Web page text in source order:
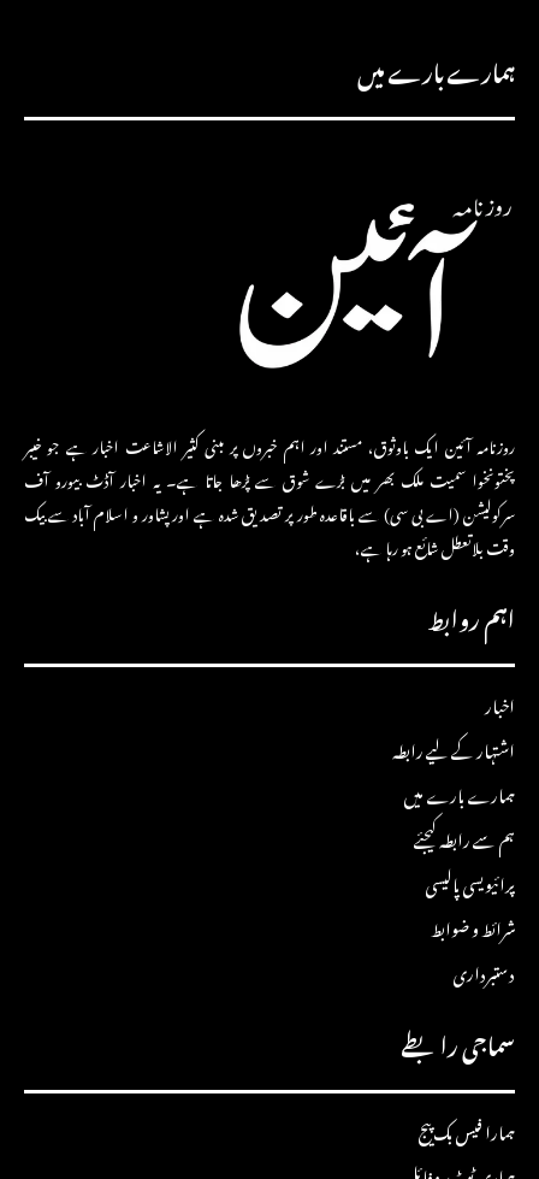
ہمارے بارے میں
روزنامہ آئین ایک باوثوق، مستند اور اہم خبروں پر مبنی کثیر الاشاعت اخبار ہے جو خیبر
پختونخوا سمیت ملک بھر میں بڑے شوق سے پڑھا جاتا ہے۔ یہ اخبار آڈٹ بیورو آف
سرکولیشن (اے بی سی) سے باقاعدہ طور پر تصدیق شدہ ہے اور پشاور و اسلام آباد سے بیک
وقت بلاتعطل شائع ہو رہا ہے،
اہم روابط
اخبار
اشتہار کے لیے رابطہ
ہمارے بارے میں
ہم سے رابطہ کیجئے
پرائیویسی پالیسی
شرائط و ضوابط
دستبرداری
سماجی رابطے
ہمارا فیس بک پیج